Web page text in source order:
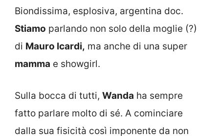
Biondissima, esplosiva, argentina doc.
Stiamo parlando non solo della moglie (?)
di Mauro Icardi, ma anche di una super
mamma e showgirl.
Sulla bocca di tutti, Wanda ha sempre
fatto parlare molto di sé. A cominciare
dalla sua fisicità così imponente da non